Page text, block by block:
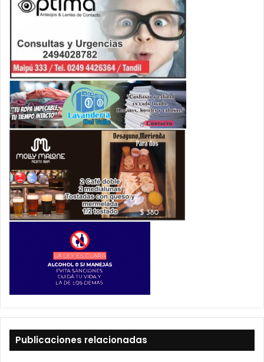
Publicaciones relacionadas